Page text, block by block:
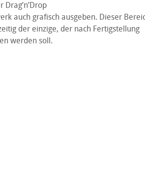
auch grafisch ausgeben. Dieser
der einzige, der nach Fertigstellung
werden soll.